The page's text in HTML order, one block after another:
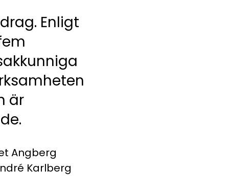
Enligt
är
Angberg
Karlberg